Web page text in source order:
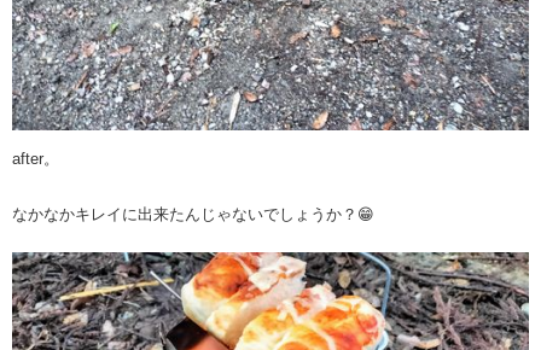
after。
なかなかキレイに出来たんじゃないでしょうか？😁